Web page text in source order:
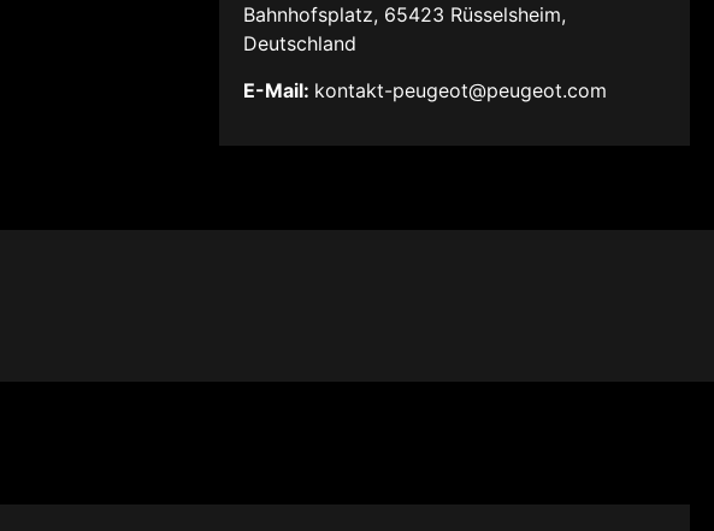
Bahnhofsplatz, 65423 Rüsselsheim,
Deutschland
E-Mail: kontakt-peugeot@peugeot.com